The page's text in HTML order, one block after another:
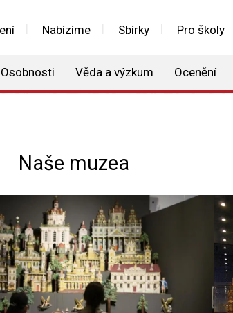
Nabízíme Sbírky Pro školy
Osobnosti Věda a výzkum Ocenění
Naše muzea